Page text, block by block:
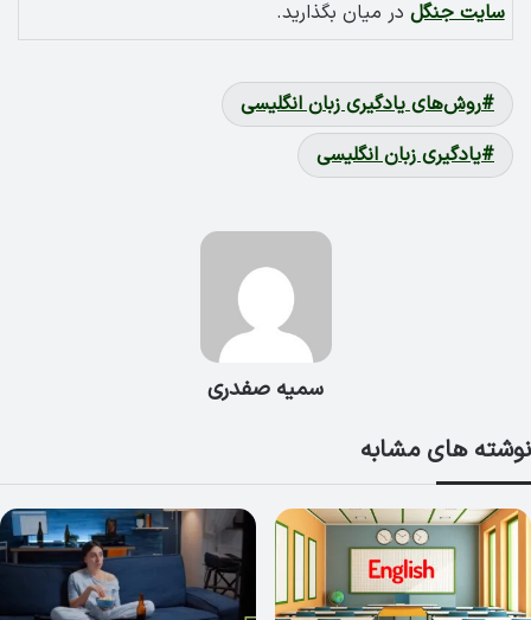
سایت جنگل در میان بگذارید.
روش‌های یادگیری زبان انگلیسی
یادگیری زبان انگلیسی
سمیه صفدری
نوشته های مشابه